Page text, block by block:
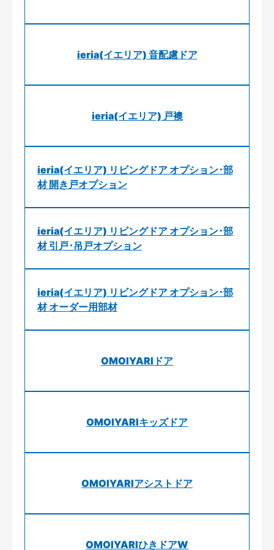
ieria(イエリア) 音配慮ドア
ieria(イエリア) 戸襖
ieria(イエリア) リビングドア オプション･部
材 開き戸オプション
ieria(イエリア) リビングドア オプション･部
材 引戸･吊戸オプション
ieria(イエリア) リビングドア オプション･部
材 オーダー用部材
OMOIYARIドア
OMOIYARIキッズドア
OMOIYARIアシストドア
OMOIYARIひきドアW